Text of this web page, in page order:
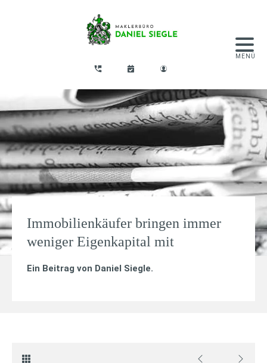
Immobilienkäufer bringen immer
weniger Eigenkapital mit
Ein Beitrag von Daniel Siegle.